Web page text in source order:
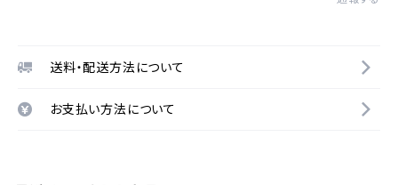
送料・配送方法について
お支払い方法について